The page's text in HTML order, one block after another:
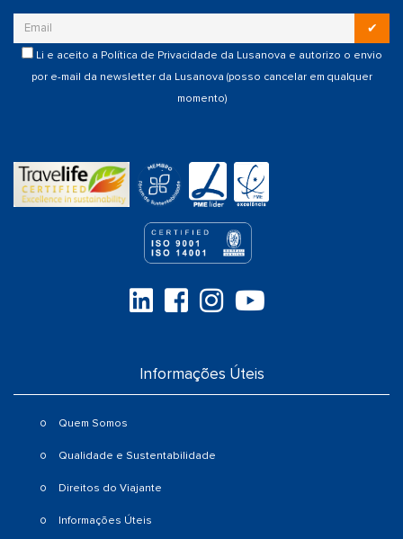
✔
Li e aceito a Política de Privacidade da Lusanova e autorizo o envio
por e-mail da newsletter da Lusanova (posso cancelar em qualquer
momento)
Informações Úteis
Quem Somos
Qualidade e Sustentabilidade
Direitos do Viajante
Informações Úteis